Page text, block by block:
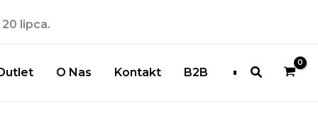
lipca.
O Nas Kontakt B2B Szukaj